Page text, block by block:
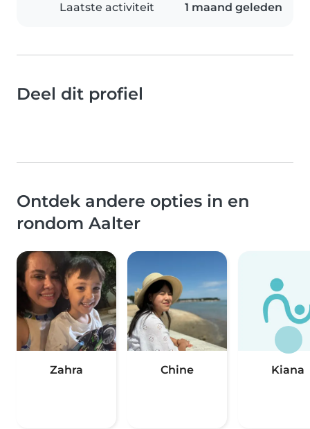
Laatste activiteit 1 maand geleden
Deel dit profiel
Ontdek andere opties in en
rondom Aalter
Zahra Chine Kiana